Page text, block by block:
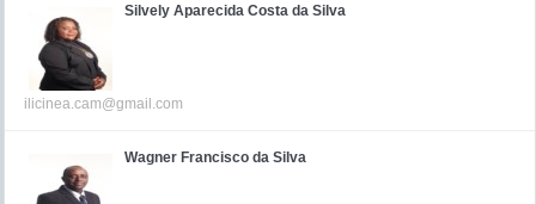
Silvely Aparecida Costa da Silva
ilicinea.cam@gmail.com
Wagner Francisco da Silva